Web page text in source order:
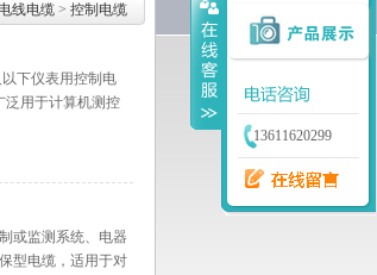
线电缆 > 控制电缆
下仪表用控制电
泛用于计算机测控
或监测系统、电器
型电缆，适用于对
13611620299